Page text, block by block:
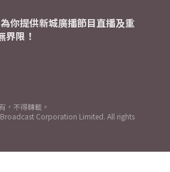
你提供新城廣播節目直播及重
界限！
，不得轉載。
Corporation Limited. All rights